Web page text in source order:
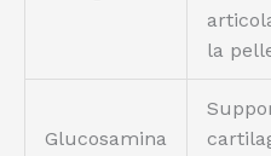
la
Glucosamina